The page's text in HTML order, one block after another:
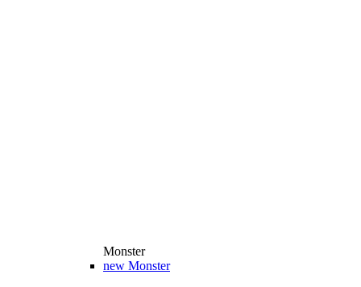
Monster
new Monster